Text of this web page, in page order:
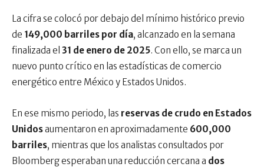
La cifra se colocó por debajo del mínimo histórico previo
de 149,000 barriles por día, alcanzado en la semana
finalizada el 31 de enero de 2025. Con ello, se marca un
nuevo punto crítico en las estadísticas de comercio
energético entre México y Estados Unidos.
En ese mismo periodo, las reservas de crudo en Estados
Unidosaumentaron en aproximadamente 600,000
barriles, mientras que los analistas consultados por
Bloomberg esperaban una reducción cercana a dos